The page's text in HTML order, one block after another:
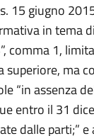
15 giugno
in tema
comma 1,
ma
“in assenza
entro il 31
dalle parti;” e